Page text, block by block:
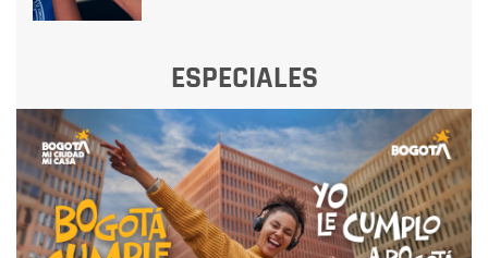
ESPECIALES